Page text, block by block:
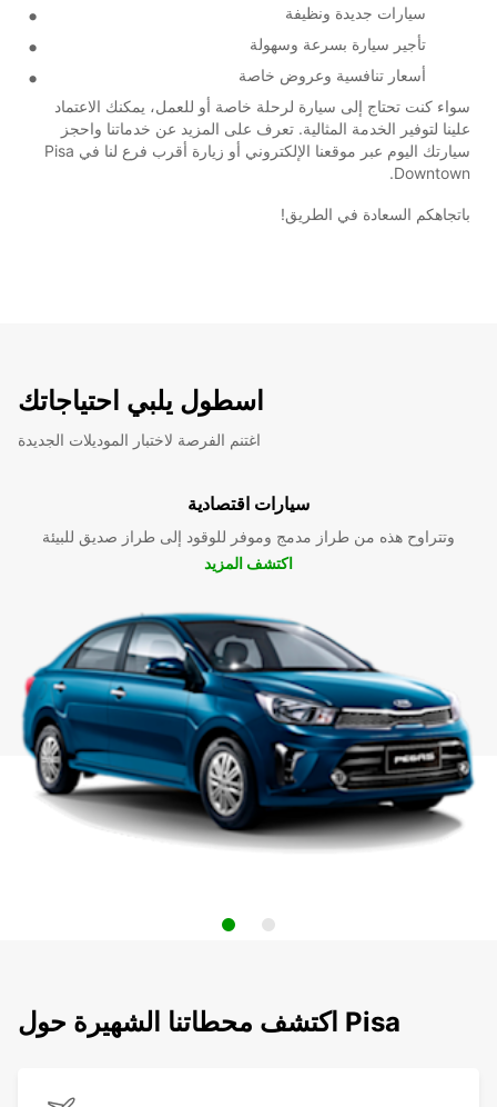
سيارات جديدة ونظيفة
تأجير سيارة بسرعة وسهولة
أسعار تنافسية وعروض خاصة
سواء كنت تحتاج إلى سيارة لرحلة خاصة أو للعمل، يمكنك الاعتماد
علينا لتوفير الخدمة المثالية. تعرف على المزيد عن خدماتنا واحجز
سيارتك اليوم عبر موقعنا الإلكتروني أو زيارة أقرب فرع لنا في Pisa
Downtown.
باتجاهكم السعادة في الطريق!
اسطول يلبي احتياجاتك
اغتنم الفرصة لاختبار الموديلات الجديدة
سيارات اقتصادية
وتتراوح هذه من طراز مدمج وموفر للوقود إلى طراز صديق للبيئة
اكتشف المزيد
اكتشف محطاتنا الشهيرة حول Pisa